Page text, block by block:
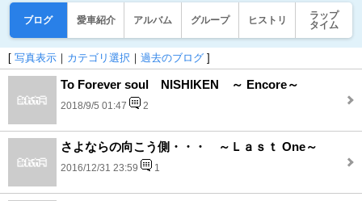
ブログ 愛車紹介 アルバム グループ ヒストリ
ラップ
タイム
[ 写真表示 ｜ カテゴリ選択 ｜ 過去のブログ ]
To Forever soul NISHIKEN ～ Encore～
2018/9/5 01:47 2
さよならの向こう側・・・ ～Ｌａｓｔ One～
2016/12/31 23:59 1